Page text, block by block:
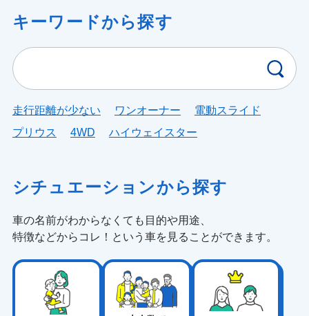
キーワードから探す
走行距離が少ない ワンオーナー
電動スライド
プリウス
4WD ハイウェイスター
シチュエーションから探す
車の名前がわからなくても目的や用途、
特徴などからコレ！という車を見ることができます。